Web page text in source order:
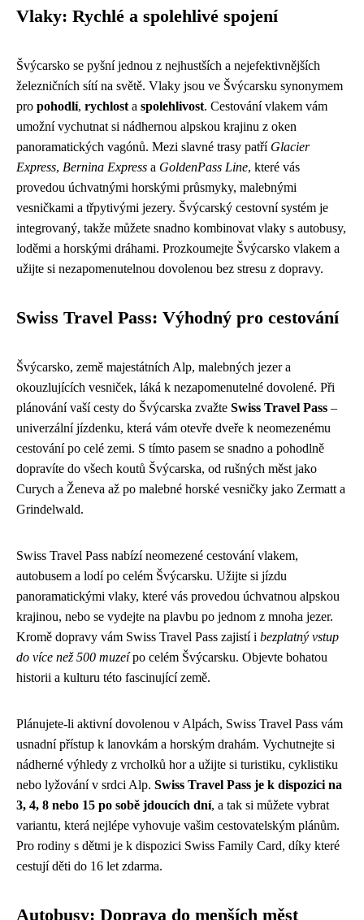
Vlaky: Rychlé a spolehlivé spojení
Švýcarsko se pyšní jednou z nejhustších a nejefektivnějších
železničních sítí na světě. Vlaky jsou ve Švýcarsku synonymem
pro pohodlí, rychlost a spolehlivost. Cestování vlakem vám
umožní vychutnat si nádhernou alpskou krajinu z oken
panoramatických vagónů. Mezi slavné trasy patří Glacier
Express, Bernina Express a GoldenPass Line, které vás
provedou úchvatnými horskými průsmyky, malebnými
vesničkami a třpytivými jezery. Švýcarský cestovní systém je
integrovaný, takže můžete snadno kombinovat vlaky s autobusy,
loděmi a horskými dráhami. Prozkoumejte Švýcarsko vlakem a
užijte si nezapomenutelnou dovolenou bez stresu z dopravy.
Swiss Travel Pass: Výhodný pro cestování
Švýcarsko, země majestátních Alp, malebných jezer a
okouzlujících vesniček, láká k nezapomenutelné dovolené. Při
plánování vaší cesty do Švýcarska zvažte Swiss Travel Pass –
univerzální jízdenku, která vám otevře dveře k neomezenému
cestování po celé zemi. S tímto pasem se snadno a pohodlně
dopravíte do všech koutů Švýcarska, od rušných měst jako
Curych a Ženeva až po malebné horské vesničky jako Zermatt a
Grindelwald.
Swiss Travel Pass nabízí neomezené cestování vlakem,
autobusem a lodí po celém Švýcarsku. Užijte si jízdu
panoramatickými vlaky, které vás provedou úchvatnou alpskou
krajinou, nebo se vydejte na plavbu po jednom z mnoha jezer.
Kromě dopravy vám Swiss Travel Pass zajistí i bezplatný vstup
do více než 500 muzeípo celém Švýcarsku. Objevte bohatou
historii a kulturu této fascinující země.
Plánujete-li aktivní dovolenou v Alpách, Swiss Travel Pass vám
usnadní přístup k lanovkám a horským drahám. Vychutnejte si
nádherné výhledy z vrcholků hor a užijte si turistiku, cyklistiku
nebo lyžování v srdci Alp. Swiss Travel Pass je k dispozici na
3, 4, 8 nebo 15 po sobě jdoucích dní, a tak si můžete vybrat
variantu, která nejlépe vyhovuje vašim cestovatelským plánům.
Pro rodiny s dětmi je k dispozici Swiss Family Card, díky které
cestují děti do 16 let zdarma.
Autobusy: Doprava do menších měst